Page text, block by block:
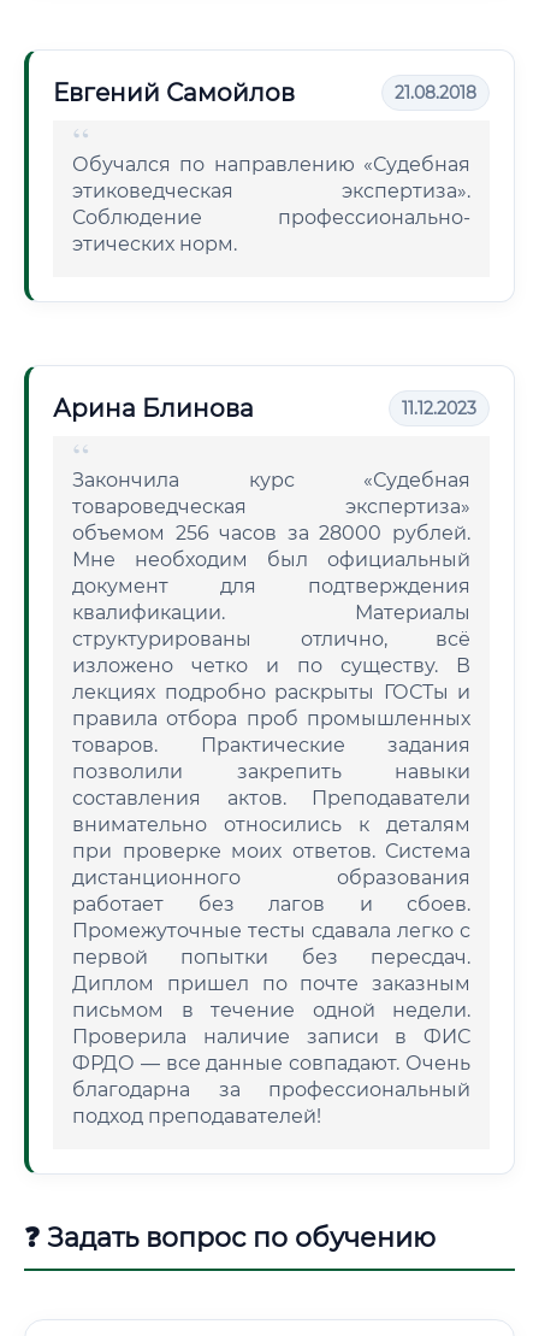
Евгений Самойлов 21.08.2018
Обучался по направлению «Судебная
этиковедческая экспертиза».
Соблюдение профессионально-
этических норм.
Арина Блинова 11.12.2023
Закончила курс «Судебная
товароведческая экспертиза»
объемом 256 часов за 28000 рублей.
Мне необходим был официальный
документ для подтверждения
квалификации. Материалы
структурированы отлично, всё
изложено четко и по существу. В
лекциях подробно раскрыты ГОСТы и
правила отбора проб промышленных
товаров. Практические задания
позволили закрепить навыки
составления актов. Преподаватели
внимательно относились к деталям
при проверке моих ответов. Система
дистанционного образования
работает без лагов и сбоев.
Промежуточные тесты сдавала легко с
первой попытки без пересдач.
Диплом пришел по почте заказным
письмом в течение одной недели.
Проверила наличие записи в ФИС
ФРДО — все данные совпадают. Очень
благодарна за профессиональный
подход преподавателей!
❓ Задать вопрос по обучению